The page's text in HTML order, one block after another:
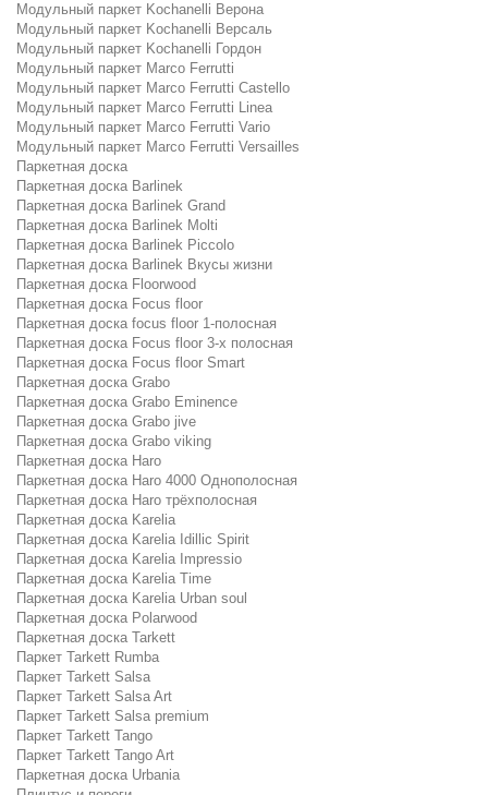
Модульный паркет Kochanelli Верона
Модульный паркет Kochanelli Версаль
Модульный паркет Kochanelli Гордон
Модульный паркет Marco Ferrutti
Модульный паркет Marco Ferrutti Castello
Модульный паркет Marco Ferrutti Linea
Модульный паркет Marco Ferrutti Vario
Модульный паркет Marco Ferrutti Versailles
Паркетная доска
Паркетная доска Barlinek
Паркетная доска Barlinek Grand
Паркетная доска Barlinek Molti
Паркетная доска Barlinek Piccolo
Паркетная доска Barlinek Вкусы жизни
Паркетная доска Floorwood
Паркетная доска Focus floor
Паркетная доска focus floor 1-полосная
Паркетная доска Focus floor 3-х полосная
Паркетная доска Focus floor Smart
Паркетная доска Grabo
Паркетная доска Grabo Eminence
Паркетная доска Grabo jive
Паркетная доска Grabo viking
Паркетная доска Haro
Паркетная доска Haro 4000 Однополосная
Паркетная доска Haro трёхполосная
Паркетная доска Karelia
Паркетная доска Karelia Idillic Spirit
Паркетная доска Karelia Impressio
Паркетная доска Karelia Time
Паркетная доска Karelia Urban soul
Паркетная доска Polarwood
Паркетная доска Tarkett
Паркет Tarkett Rumba
Паркет Tarkett Salsa
Паркет Tarkett Salsa Art
Паркет Tarkett Salsa premium
Паркет Tarkett Tango
Паркет Tarkett Tango Art
Паркетная доска Urbania